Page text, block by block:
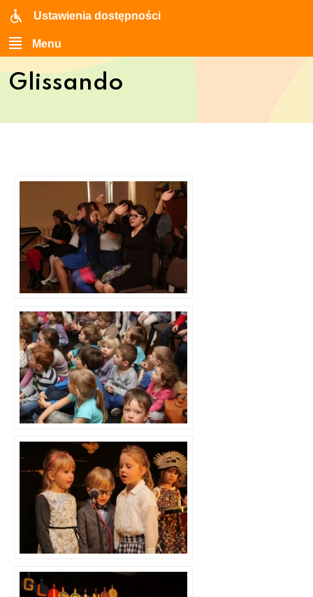
Ustawienia dostępności
Menu
Glissando